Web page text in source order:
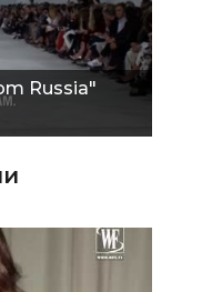
Russia"